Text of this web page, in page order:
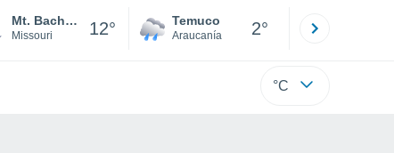
Mt. Bachelor
Missouri 12° Temuco
Araucanía 2°
°C